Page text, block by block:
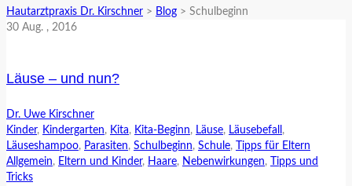
Hautarztpraxis Dr. Kirschner > Blog > Schulbeginn
30 Aug. , 2016
Läuse – und nun?
Dr. Uwe Kirschner
Kinder, Kindergarten, Kita, Kita-Beginn, Läuse, Läusebefall ,
Läuseshampoo, Parasiten, Schulbeginn, Schule,
Tipps für Eltern
Allgemein, Eltern und Kinder, Haare, Nebenwirkungen,
Tipps und
Tricks